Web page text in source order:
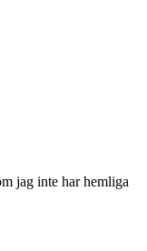
jag inte har hemliga